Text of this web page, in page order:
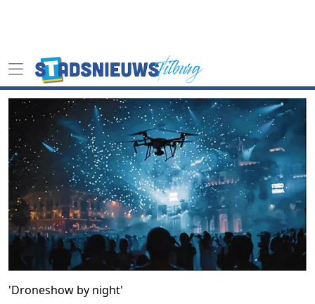
'Droneshow by night'